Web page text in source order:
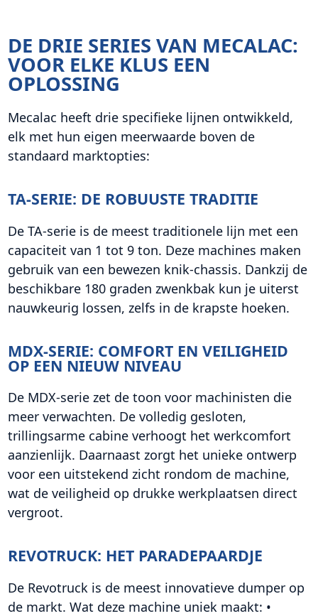
DE DRIE SERIES VAN MECALAC:
VOOR ELKE KLUS EEN
OPLOSSING
Mecalac heeft drie specifieke lijnen ontwikkeld,
elk met hun eigen meerwaarde boven de
standaard marktopties:
TA-SERIE: DE ROBUUSTE TRADITIE
De TA-serie is de meest traditionele lijn met een
capaciteit van 1 tot 9 ton. Deze machines maken
gebruik van een bewezen knik-chassis. Dankzij de
beschikbare 180 graden zwenkbak kun je uiterst
nauwkeurig lossen, zelfs in de krapste hoeken.
MDX-SERIE: COMFORT EN VEILIGHEID
OP EEN NIEUW NIVEAU
De MDX-serie zet de toon voor machinisten die
meer verwachten. De volledig gesloten,
trillingsarme cabine verhoogt het werkcomfort
aanzienlijk. Daarnaast zorgt het unieke ontwerp
voor een uitstekend zicht rondom de machine,
wat de veiligheid op drukke werkplaatsen direct
vergroot.
REVOTRUCK: HET PARADEPAARDJE
De Revotruck is de meest innovatieve dumper op
de markt. Wat deze machine uniek maakt: •